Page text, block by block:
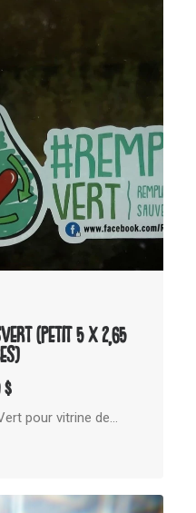
(Petit 5 x 2,65
$
pour vitrine de…